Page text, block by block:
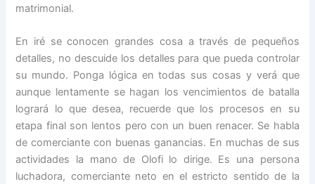
matrimonial.
En iré se conocen grandes cosa a través de pequeños
detalles, no descuide los detalles para que pueda controlar
su mundo. Ponga lógica en todas sus cosas y verá que
aunque lentamente se hagan los vencimientos de batalla
logrará lo que desea, recuerde que los procesos en su
etapa final son lentos pero con un buen renacer. Se habla
de comerciante con buenas ganancias. En muchas de sus
actividades la mano de Olofi lo dirige. Es una persona
luchadora, comerciante neto en el estricto sentido de la